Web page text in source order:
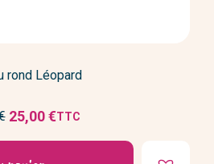
rond Léopard
Prix
réduit
25,00 €TTC